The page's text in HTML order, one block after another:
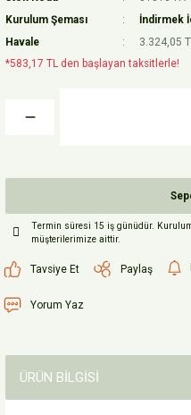
Kurulum Şeması
İndirmek
Havale
3.324,05
*583,17 TL den başlayan taksitlerle!
Termin süresi 15 iş günüdür.
müşterilerimize aittir.
Tavsiye Et Paylaş
Yorum Yaz
ÜRÜN BİLGİSİ